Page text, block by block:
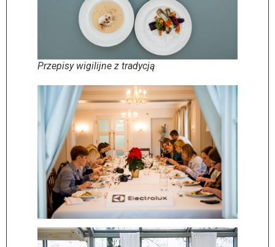
Przepisy wigilijne z tradycją